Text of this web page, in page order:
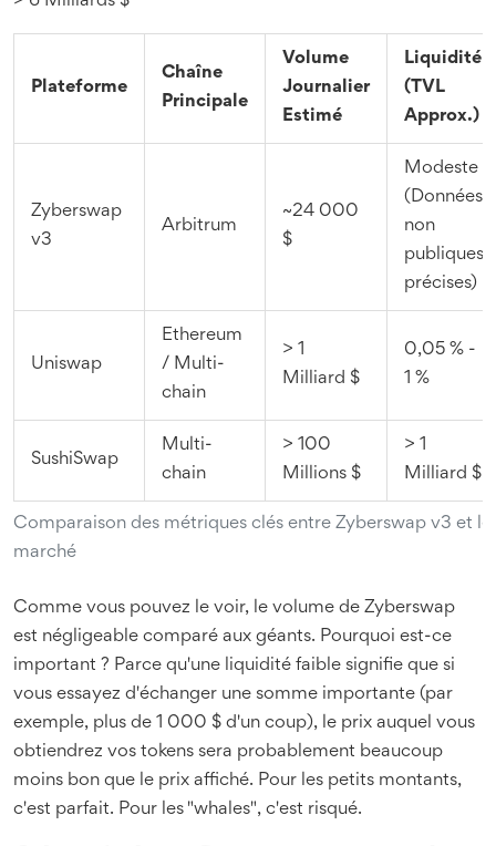
Comparaison des métriques clés entre Zyberswap v3 et
marché
Plateforme
Chaîne
Principale
Volume
Journalier
Estimé
Liquidité
(TVL
Approx.)
Zyberswap
v3
Arbitrum
~24 000
$
Modeste
(Données
non
publiques
précises)
Uniswap
Ethereum
/ Multi-
chain
> 1
Milliard $
0,05 % -
1 %
SushiSwap
Multi-
chain
> 100
Millions $
> 1
Milliard $
Comme vous pouvez le voir, le volume de Zyberswap
est négligeable comparé aux géants. Pourquoi est-ce
important ? Parce qu'une liquidité faible signifie que si
vous essayez d'échanger une somme importante (par
exemple, plus de 1 000 $ d'un coup), le prix auquel vous
obtiendrez vos tokens sera probablement beaucoup
moins bon que le prix affiché. Pour les petits montants,
c'est parfait. Pour les "whales", c'est risqué.